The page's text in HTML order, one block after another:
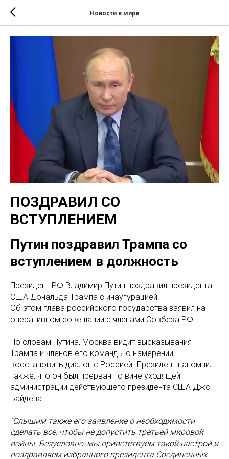
Новости в мире
ПОЗДРАВИЛ СО
ВСТУПЛЕНИЕМ
Путин поздравил Трампа со
вступлением в должность
Президент РФ Владимир Путин поздравил президента
США Дональда Трампа с инаугурацией.
Об этом глава российского государства заявил на
оперативном совещании с членами Совбеза РФ.
По словам Путина, Москва видит высказывания
Трампа и членов его команды о намерении
восстановить диалог с Россией. Президент напомнил
также, что он был прерван по вине уходящей
администрации действующего президента США Джо
Байдена.
"Слышим также его заявление о необходимости
сделать все, чтобы не допустить третьей мировой
войны. Безуcлoвнo, мы приветствуем такой настрой и
поздравляем избранного президента Соединенных